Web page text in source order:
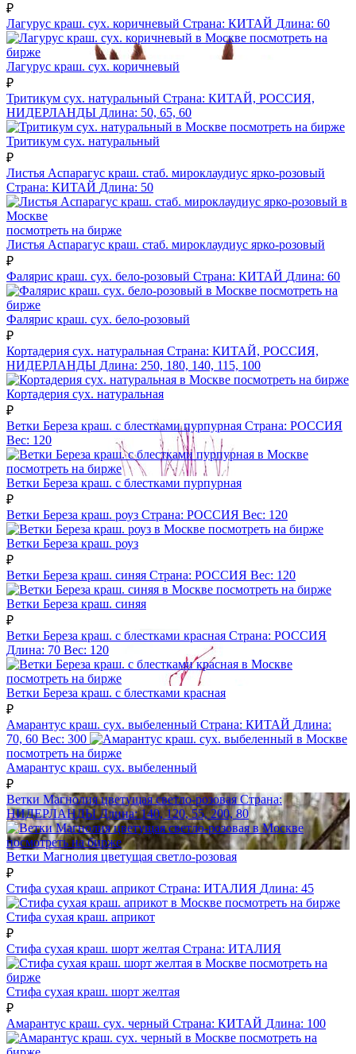
₽
Лагурус краш. сух. коричневый Страна: КИТАЙ Длина: 60
посмотреть на
бирже
Лагурус краш. сух. коричневый
₽
Тритикум сух. натуральный Страна: КИТАЙ, РОССИЯ,
НИДЕРЛАНДЫ Длина: 50, 65, 60
посмотреть на бирже
Тритикум сух. натуральный
₽
Листья Аспарагус краш. стаб. мироклаудиус ярко-розовый
Страна: КИТАЙ Длина: 50
посмотреть на бирже
Листья Аспарагус краш. стаб. мироклаудиус ярко-розовый
₽
Фалярис краш. сух. бело-розовый Страна: КИТАЙ Длина: 60
посмотреть на
бирже
Фалярис краш. сух. бело-розовый
₽
Кортадерия сух. натуральная Страна: КИТАЙ, РОССИЯ,
НИДЕРЛАНДЫ Длина: 250, 180, 140, 115, 100
посмотреть на бирже
Кортадерия сух. натуральная
₽
Ветки Береза краш. с блестками пурпурная Страна: РОССИЯ
Вес: 120
посмотреть на бирже
Ветки Береза краш. с блестками пурпурная
₽
Ветки Береза краш. роуз Страна: РОССИЯ Вес: 120
посмотреть на бирже
Ветки Береза краш. роуз
₽
Ветки Береза краш. синяя Страна: РОССИЯ Вес: 120
посмотреть на бирже
Ветки Береза краш. синяя
₽
Ветки Береза краш. с блестками красная Страна: РОССИЯ
Длина: 70 Вес: 120
посмотреть на бирже
Ветки Береза краш. с блестками красная
₽
Амарантус краш. сух. выбеленный Страна: КИТАЙ Длина:
70, 60 Вес: 300
посмотреть на бирже
Амарантус краш. сух. выбеленный
₽
Ветки Магнолия цветущая светло-розоваяСтрана:
НИДЕРЛАНДЫ Длина:140, 120, 55, 200, 80
посмотреть на бирже
Ветки Магнолия цветущая светло-розовая
₽
Стифа сухая краш. априкот Страна: ИТАЛИЯ Длина: 45
посмотреть на бирже
Стифа сухая краш. априкот
₽
Стифа сухая краш. шорт желтая Страна: ИТАЛИЯ
посмотреть на
бирже
Стифа сухая краш. шорт желтая
₽
Амарантус краш. сух. черный Страна: КИТАЙ Длина: 100
посмотреть на